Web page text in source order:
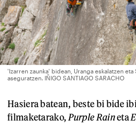
'Izarren zaunka' bidean, Uranga eskalatzen eta
aseguratzen. IÑIGO SANTIAGO SARACHO
Hasiera batean, beste bi bide
filmaketarako, Purple Raineta